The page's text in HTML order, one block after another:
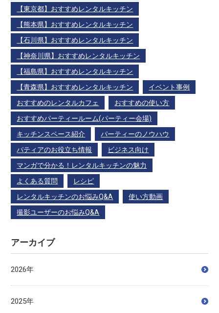
【東京都】おすすめレンタルキッチン
【熊本県】おすすめレンタルキッチン
【石川県】おすすめレンタルキッチン
【神奈川県】おすすめレンタルキッチン
【福島県】おすすめレンタルキッチン
【青森県】おすすめレンタルキッチン
イベント事例
おすすめのレンタルカフェ
おすすめの使い方
おすすめパーティールーム(パーティー会場)
キッチンスペース紹介
パーティーのノウハウ
パティアのお役立ち情報
ビジネス向け
マンガで分かる！レンタルキッチンの魅力
よくある質問
レシピ
レンタルキッチンのお悩みQ&A
使い方動画
撮影ユーザーのお悩みQ&A
アーカイブ
2026年
2025年